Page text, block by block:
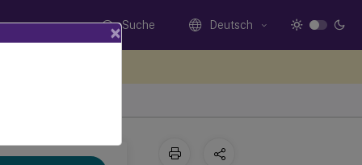
Suche Deutsch
×